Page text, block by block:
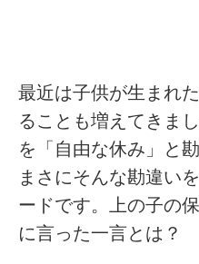
最近は子供が生まれ
ることも増えてきま
を「自由な休み」と
まさにそんな勘違い
ードです。上の子の
に言った一言とは？